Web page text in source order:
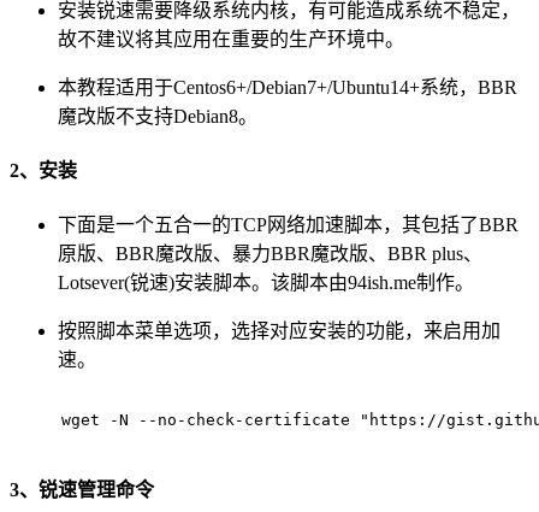
安装锐速需要降级系统内核，有可能造成系统不稳定，
故不建议将其应用在重要的生产环境中。
本教程适用于Centos6+/Debian7+/Ubuntu14+系统，BBR
魔改版不支持Debian8。
2、安装
下面是一个五合一的TCP网络加速脚本，其包括了BBR
原版、BBR魔改版、暴力BBR魔改版、BBR plus、
Lotsever(锐速)安装脚本。该脚本由94ish.me制作。
按照脚本菜单选项，选择对应安装的功能，来启用加
速。
wget -N --no-check-certificate "https://
3、锐速管理命令